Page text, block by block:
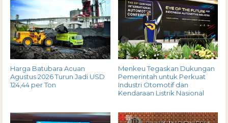
Harga Batubara Acuan
Agustus 2026 Turun Jadi USD
124,44 per Ton
Menkeu Tegaskan Dukungan
Pemerintah untuk Perkuat
Industri Otomotif dan
Kendaraan Listrik Nasional